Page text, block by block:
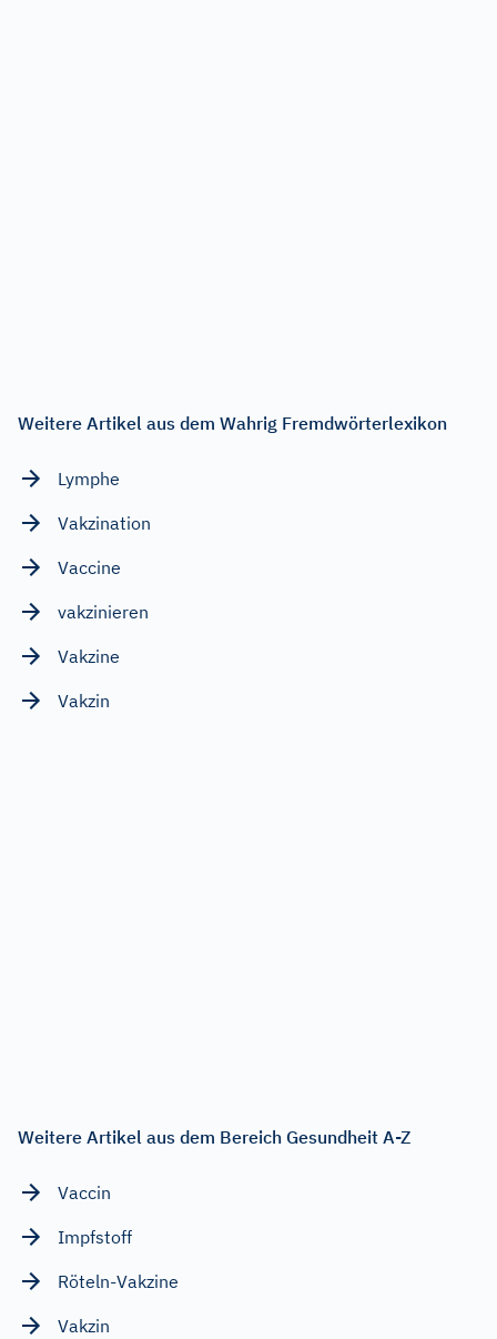
Weitere Artikel aus dem Wahrig Fremdwörterlexikon
Lymphe
Vakzination
Vaccine
vakzinieren
Vakzine
Vakzin
Weitere Artikel aus dem Bereich Gesundheit A-Z
Vaccin
Impfstoff
Röteln-Vakzine
Vakzin